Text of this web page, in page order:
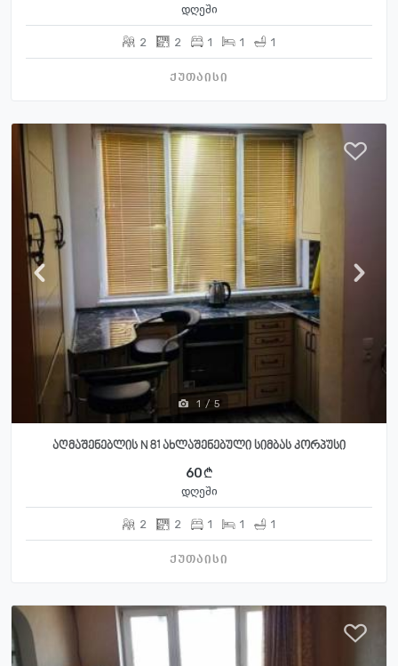
დღეში
2 2 1 1 1
ქუთაისი
1 / 5
აღმაშენებლის N 81 ახლაშენებული სიმბას კორპუსი
60
დღეში
2 2 1 1 1
ქუთაისი